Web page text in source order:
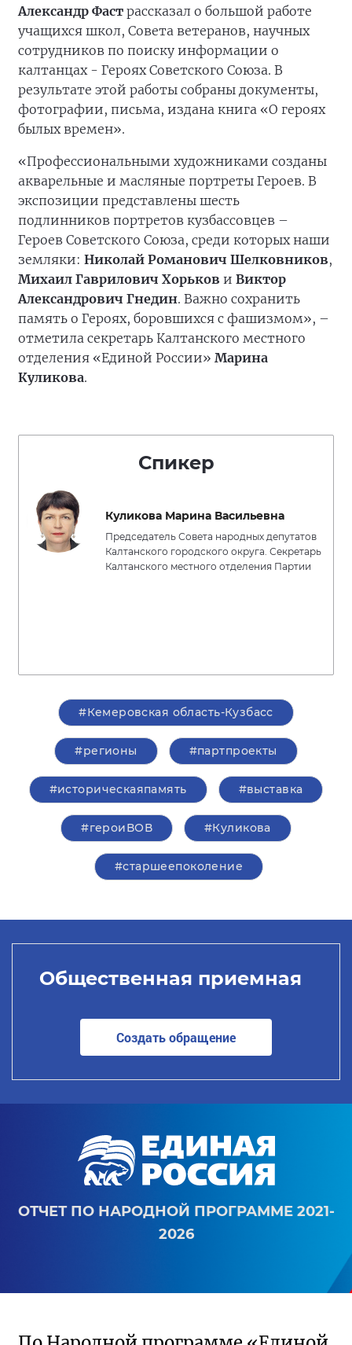
Александр Фаст рассказал о большой работе
учащихся школ, Совета ветеранов, научных
сотрудников по поиску информации о
калтанцах - Героях Советского Союза. В
результате этой работы собраны документы,
фотографии, письма, издана книга «О героях
былых времен».
«Профессиональными художниками созданы
акварельные и масляные портреты Героев. В
экспозиции представлены шесть
подлинников портретов кузбассовцев –
Героев Советского Союза, среди которых наши
земляки: Николай Романович Шелковников,
Михаил Гаврилович Хорьков и Виктор
Александрович Гнедин. Важно сохранить
память о Героях, боровшихся с фашизмом», –
отметила секретарь Калтанского местного
отделения «Единой России» Марина
Куликова.
Спикер
Куликова Марина Васильевна
Председатель Совета народных депутатов
Калтанского городского округа. Секретарь
Калтанского местного отделения Партии
#Кемеровская область-Кузбасс
#регионы #партпроекты
#историческаяпамять #выставка
#героиВОВ #Куликова
#старшеепоколение
Общественная приемная
Создать обращение
ОТЧЕТ ПО НАРОДНОЙ ПРОГРАММЕ 2021-
2026